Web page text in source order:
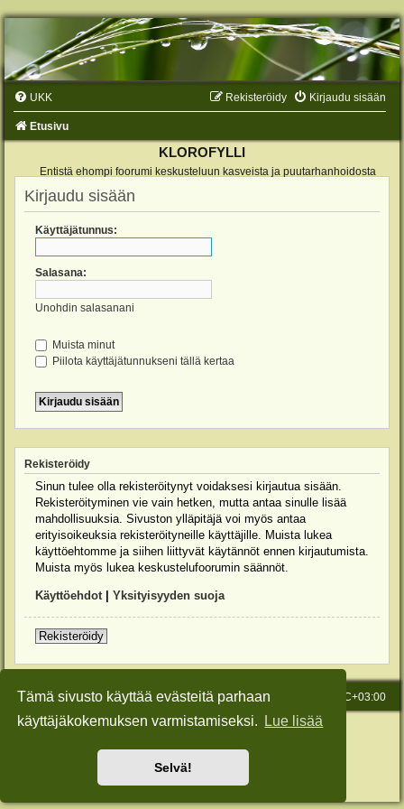
Tämä sivusto käyttää evästeitä parhaan
käyttäjäkokemuksen varmistamiseksi.
Lue lisää
Selvä!
UKK Kirjaudu sisään
Rekisteröidy
Etusivu
KLOROFYLLI
Entistä ehompi foorumi keskusteluun kasveista ja puutarhanhoidosta
Kirjaudu sisään
Käyttäjätunnus:
Salasana:
Unohdin salasanani
Muista minut
Piilota käyttäjätunnukseni tällä kertaa
Rekisteröidy
Sinun tulee olla rekisteröitynyt voidaksesi kirjautua sisään.
Rekisteröityminen vie vain hetken, mutta antaa sinulle lisää
mahdollisuuksia. Sivuston ylläpitäjä voi myös antaa
erityisoikeuksia rekisteröityneille käyttäjille. Muista lukea
käyttöehtomme ja siihen liittyvät käytännöt ennen kirjautumista.
Muista myös lukea keskustelufoorumin säännöt.
Käyttöehdot| Yksityisyyden suoja
Rekisteröidy
Etusivu Kaikki ajat ovat UTC+03:00
Viesti Ylläpidolle
Keskustelufoorumin ohjelmistophpBB® Forum Software © phpBB Limited